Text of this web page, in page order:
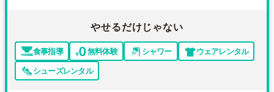
やせるだけじゃない
食事指導 無料体験 シャワー
ウェアレンタル
シューズレンタル